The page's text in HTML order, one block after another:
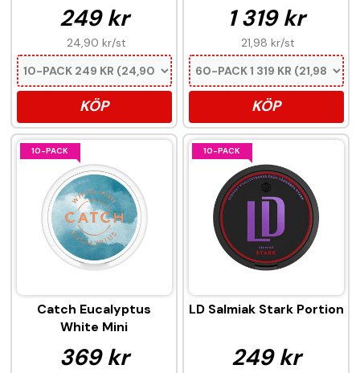
249 kr
24,90 kr/st
KÖP
1 319 kr
21,98 kr/st
KÖP
10-PACK
Catch Eucalyptus
White Mini
369 kr
10-PACK
LD Salmiak Stark Portion
249 kr